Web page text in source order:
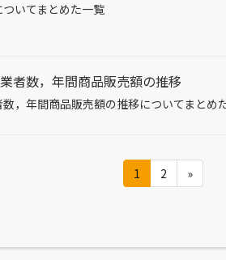
いてまとめた一覧
者数，年間商品販売額の推移
，年間商品販売額の推移についてまとめ
1 2 »